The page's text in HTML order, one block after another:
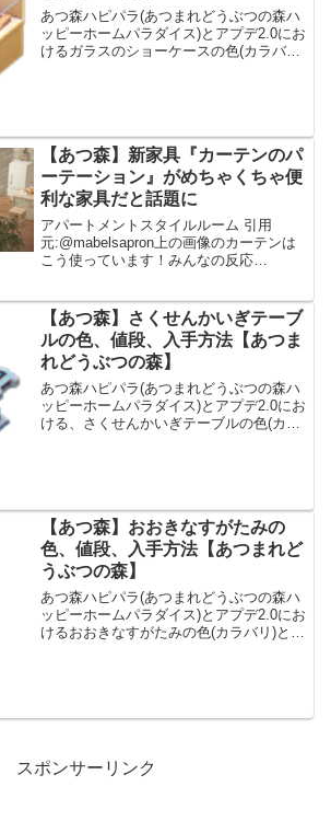
あつ森ハピパラ(あつまれどうぶつの森ハ
ッピーホームパラダイス)とアプデ2.0にお
けるガラスのショーケースの色(カラバリ)
【あつ森】新家具『カーテンのパ
ーテーション』がめちゃくちゃ便
利な家具だと話題に
アパートメントスタイルルーム 引用
元:@mabelsapron上の画像のカーテンは
こう使っています！みんなの反応
泣きそう...
【あつ森】さくせんかいぎテーブ
ルの色、値段、入手方法【あつま
れどうぶつの森】
あつ森ハピパラ(あつまれどうぶつの森ハ
ッピーホームパラダイス)とアプデ2.0にお
ける、さくせんかいぎテーブルの色(カラ
【あつ森】おおきなすがたみの
色、値段、入手方法【あつまれど
うぶつの森】
あつ森ハピパラ(あつまれどうぶつの森ハ
ッピーホームパラダイス)とアプデ2.0にお
けるおおきなすがたみの色(カラバリ)とリ
スポンサーリンク